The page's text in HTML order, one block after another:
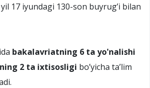
17 iyundagi 130-son buyrug’i bilan
bakalavriatning 6 ta yo'nalishi
2 ta ixtisosligi bo’yicha ta’lim